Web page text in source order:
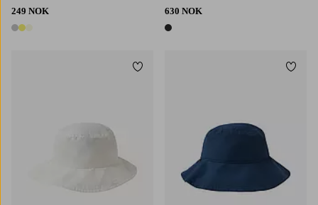
249 NOK
3 farger
630 NOK
1 farge
Legg til favoritter